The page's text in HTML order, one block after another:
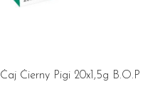
Čaj Čierny Pigi 20x1,5g B.O.P